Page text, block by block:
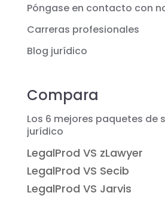
Póngase en contacto con
Carreras profesionales
Blog jurídico
Compara
Los 6 mejores paquetes de
jurídico
LegalProd VS zLawyer
LegalProd VS Secib
LegalProd VS Jarvis